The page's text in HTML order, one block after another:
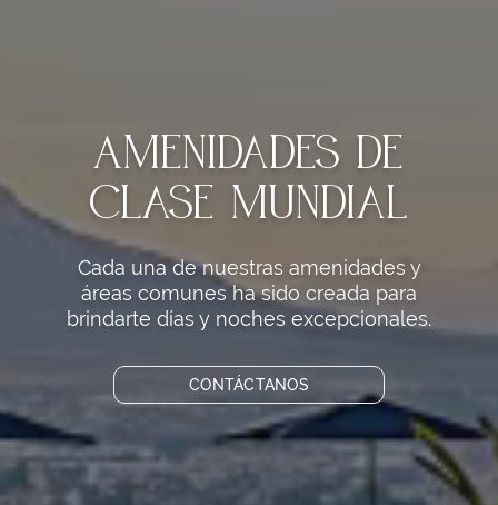
Amenidades de
clase mundial
Cada una de nuestras amenidades y
áreas comunes ha sido creada para
brindarte días y noches excepcionales.
CONTÁCTANOS